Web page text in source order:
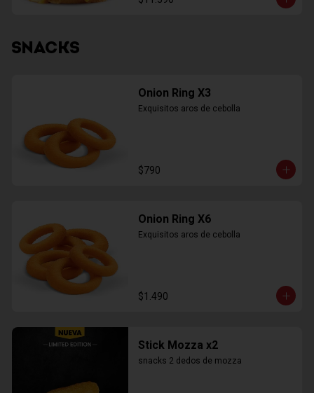
SNACKS
Onion Ring X3
Exquisitos aros de cebolla
$790
Onion Ring X6
Exquisitos aros de cebolla
$1.490
Stick Mozza x2
snacks 2 dedos de mozza